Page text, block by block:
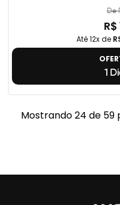
De
R$
Até 12x de
1
Mostrando 24 de 59